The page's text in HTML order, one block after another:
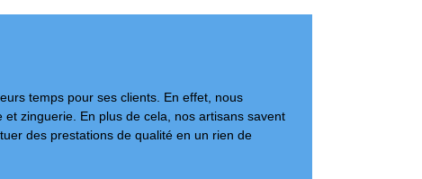
temps pour ses clients. En effet, nous
zinguerie. En plus de cela, nos artisans savent
des prestations de qualité en un rien de